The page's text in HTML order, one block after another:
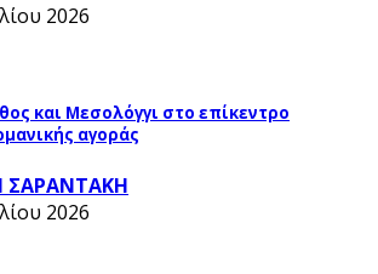
2026
και Μεσολόγγι στο επίκεντρο
αγοράς
ΣΑΡΑΝΤΑΚΗ
2026